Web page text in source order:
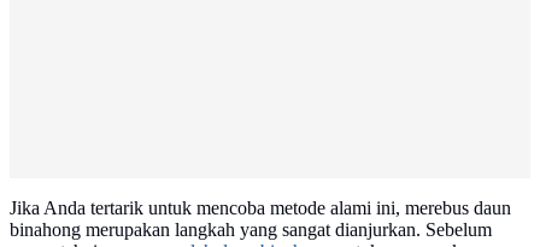
Jika Anda tertarik untuk mencoba metode alami ini, merebus daun
binahong merupakan langkah yang sangat dianjurkan. Sebelum